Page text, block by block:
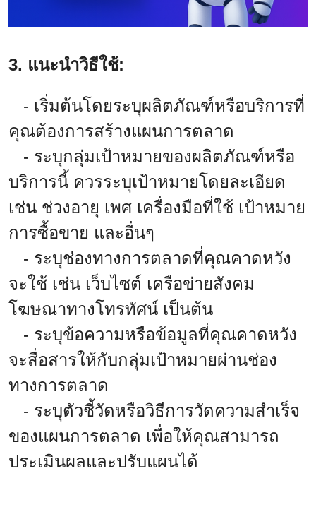
3. แนะนำวิธีใช้:
- เริ่มต้นโดยระบุผลิตภัณฑ์หรือบริการที่
คุณต้องการสร้างแผนการตลาด
- ระบุกลุ่มเป้าหมายของผลิตภัณฑ์หรือ
บริการนี้ ควรระบุเป้าหมายโดยละเอียด
เช่น ช่วงอายุ เพศ เครื่องมือที่ใช้ เป้าหมาย
การซื้อขาย และอื่นๆ
- ระบุช่องทางการตลาดที่คุณคาดหวัง
จะใช้ เช่น เว็บไซต์ เครือข่ายสังคม
โฆษณาทางโทรทัศน์ เป็นต้น
- ระบุข้อความหรือข้อมูลที่คุณคาดหวัง
จะสื่อสารให้กับกลุ่มเป้าหมายผ่านช่อง
ทางการตลาด
- ระบุตัวชี้วัดหรือวิธีการวัดความสำเร็จ
ของแผนการตลาด เพื่อให้คุณสามารถ
ประเมินผลและปรับแผนได้